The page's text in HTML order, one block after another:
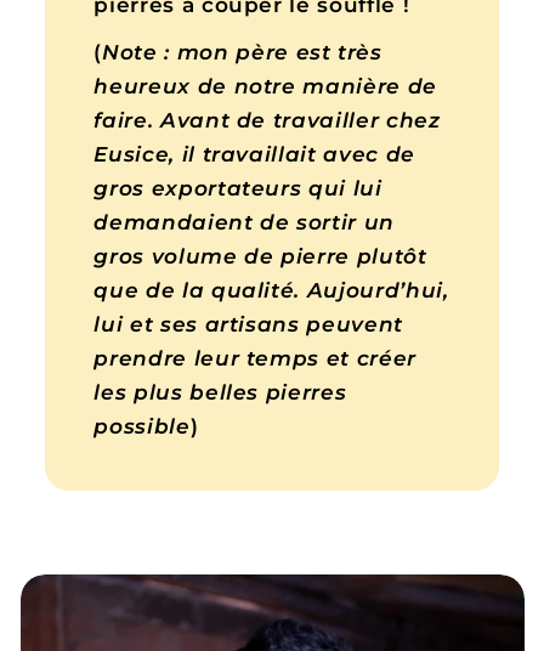
pierres à couper le souffle !
(Note : mon père est très
heureux de notre manière de
faire. Avant de travailler chez
Eusice, il travaillait avec de
gros exportateurs qui lui
demandaient de sortir un
gros volume de pierre plutôt
que de la qualité. Aujourd’hui,
lui et ses artisans peuvent
prendre leur temps et créer
les plus belles pierres
possible)